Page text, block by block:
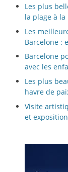
Les plus
la plage à
Les
Barcelone :
Barcelone
avec les
Les plus
havre de
Visite
et